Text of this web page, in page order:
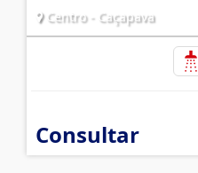
Centro - Caçapava
Consultar